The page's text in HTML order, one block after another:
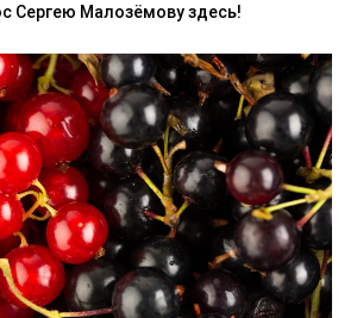
Сергею Малозёмову здесь!